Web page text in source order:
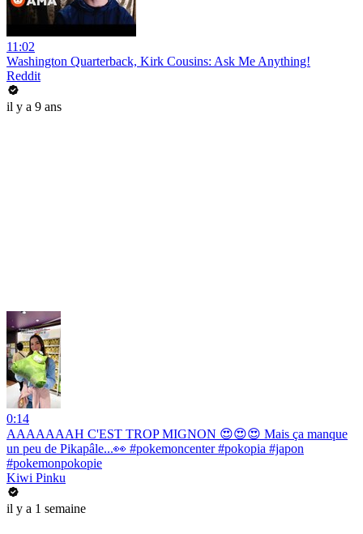
11:02
Washington Quarterback, Kirk Cousins: Ask Me Anything!
Reddit
il y a 9 ans
0:14
AAAAAAAH C'EST TROP MIGNON 😍😍😍 Mais ça manque
un peu de Pikapâle...👀 #pokemoncenter #pokopia #japon
#pokemonpokopie
Kiwi Pinku
il y a 1 semaine